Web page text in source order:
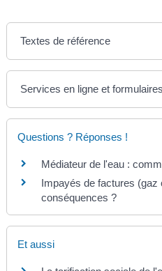
Textes de référence
Services en ligne et formulaires
Questions ? Réponses !
Médiateur de l'eau :
Impayés de factures (gaz
conséquences ?
Et aussi